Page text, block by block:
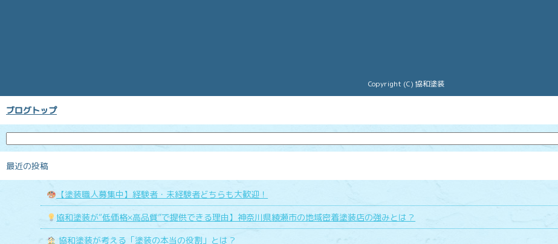
Copyright (C) 協和塗装
ブログトップ
最近の投稿
【塗装職人募集中】経験者・未経験者どちらも大歓迎！
協和塗装が“低価格×高品質”で提供できる理由】神奈川県綾瀬市の地域密着塗装店の強みとは？
協和塗装が考える「塗装の本当の役割」とは？